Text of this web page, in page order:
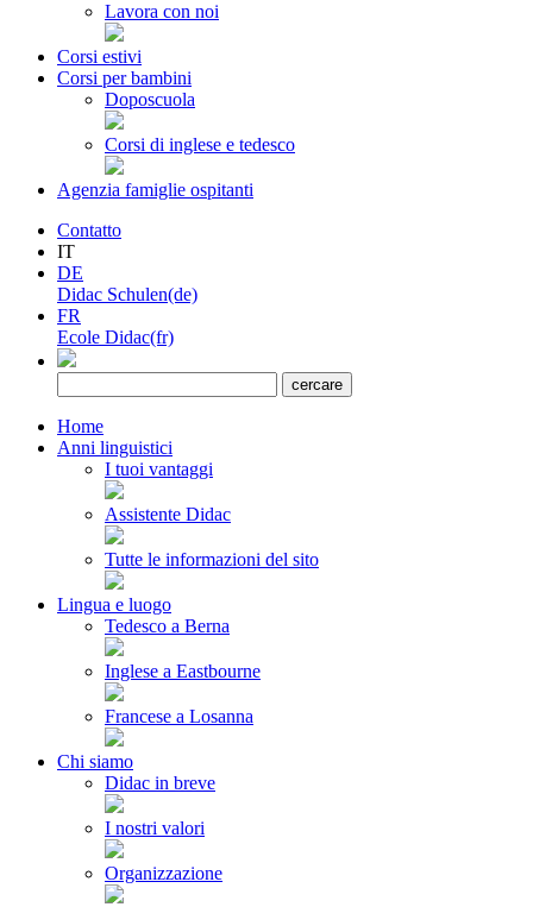
Lavora con noi
Corsi estivi
Corsi per bambini
Doposcuola
Corsi di inglese e tedesco
Agenzia famiglie ospitanti
Contatto
IT
DE
Didac Schulen(de)
FR
Ecole Didac(fr)
Home
Anni linguistici
I tuoi vantaggi
Assistente Didac
Tutte le informazioni del sito
Lingua e luogo
Tedesco a Berna
Inglese a Eastbourne
Francese a Losanna
Chi siamo
Didac in breve
I nostri valori
Organizzazione